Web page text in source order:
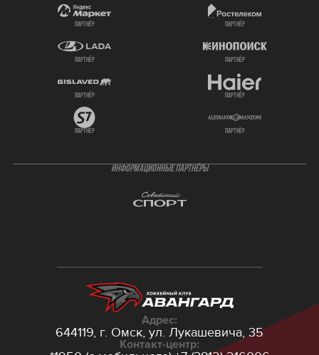
партнёр партнёр
партнёр партнёр
партнёр партнёр
партнёр партнёр
ИНФОРМАЦИОННЫЕ ПАРТНЁРЫ
Адрес:
644119, г. Омск, ул. Лукашевича, 35
Контакт-центр: